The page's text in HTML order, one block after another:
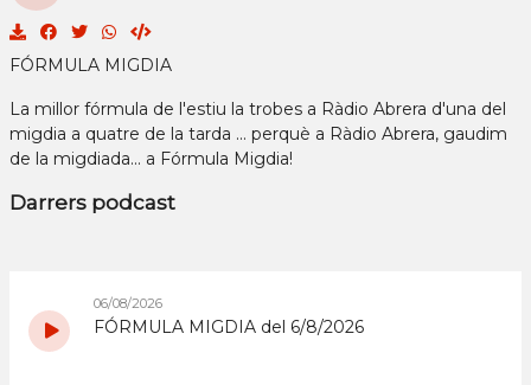
FÓRMULA MIGDIA
La millor fórmula de l'estiu la trobes a Ràdio Abrera d'una del
migdia a quatre de la tarda ... perquè a Ràdio Abrera, gaudim
de la migdiada... a Fórmula Migdia!
Darrers podcast
06/08/2026
FÓRMULA MIGDIA del 6/8/2026